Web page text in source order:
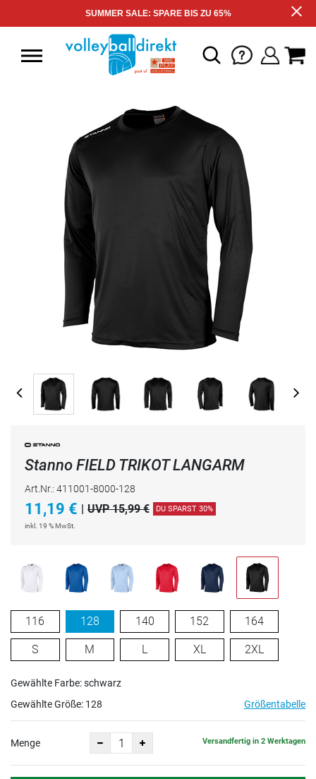
SUMMER SALE: SPARE BIS ZU 65%
Stanno FIELD TRIKOT LANGARM
Art.Nr.: 411001-8000-128
11,19 € | UVP 15,99 € DU SPARST 30%
inkl. 19 % MwSt.
116 128 140 152 164
S M L XL 2XL
Gewählte Farbe: schwarz
Gewählte Größe: 128 Größentabelle
Menge Versandfertig in 2 Werktagen